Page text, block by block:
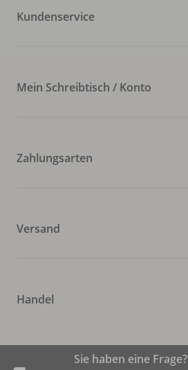
Kundenservice
Mein Schreibtisch / Konto
Zahlungsarten
Versand
Handel
Sie haben eine Frage?